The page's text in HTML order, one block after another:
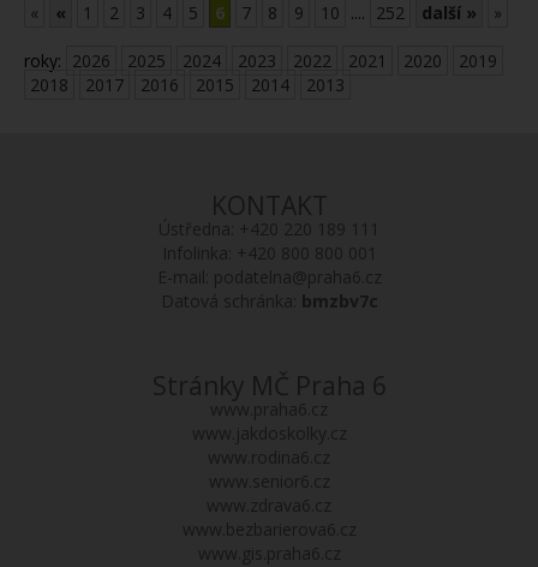
« « 1 2 3 4 5 6 7 8 9 10 .... 252 další » »
roky: 2026 2025 2024 2023 2022 2021 2020
2019
2018
2017 2016 2015 2014 2013
KONTAKT
Ústředna: +420 220 189 111
Infolinka: +420 800 800 001
E-mail: podatelna@praha6.cz
Datová schránka: bmzbv7c
Stránky MČ Praha 6
www.praha6.cz
www.jakdoskolky.cz
www.rodina6.cz
www.senior6.cz
www.zdrava6.cz
www.bezbarierova6.cz
www.gis.praha6.cz